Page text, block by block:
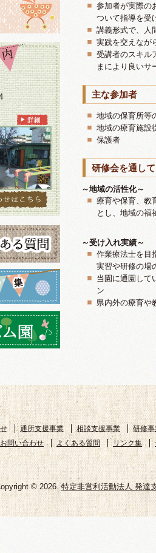
参加者が実際の
ついて指導を受
講義形式で、人
実践を交えなが
受講者のスキル
まにより良いサ
主な参加者
地域の保育所等
地域の療育施設
保護者
研修会を通し
～地域の活性化～
療育や保育、教
とし、地域の福
～受け入れ実績～
作業療法士を目
実習や研修の場
当園に通園して
ン
県内外の療育や
通所支援事業 相談支援事業
研修
お問い合わせ よくある質問 リンク集
© 2026.特定非営利活動法人 発達